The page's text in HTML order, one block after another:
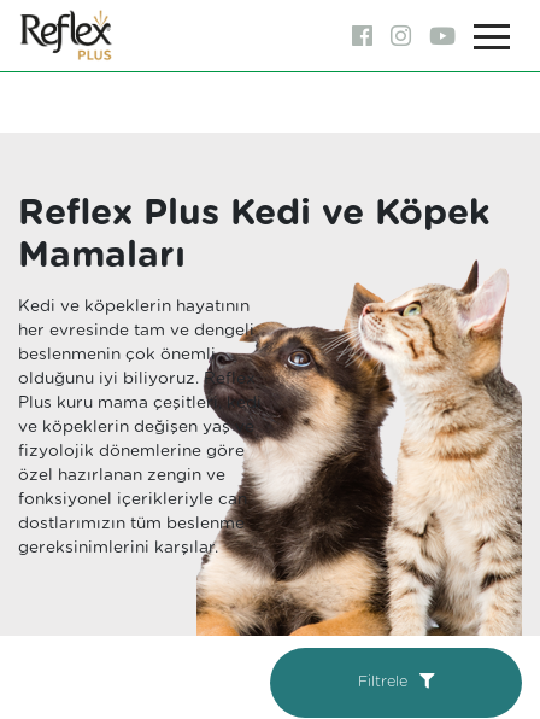
Reflex Plus Kedi ve Köpek
Mamaları
Kedi ve köpeklerin hayatının
her evresinde tam ve dengeli
beslenmenin çok önemli
olduğunu iyi biliyoruz. Reflex
Plus kuru mama çeşitleri, kedi
ve köpeklerin değişen yaş ve
fizyolojik dönemlerine göre
özel hazırlanan zengin ve
fonksiyonel içerikleriyle can
dostlarımızın tüm beslenme
gereksinimlerini karşılar.
Filtrele